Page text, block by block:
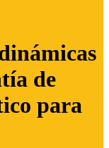
de
para